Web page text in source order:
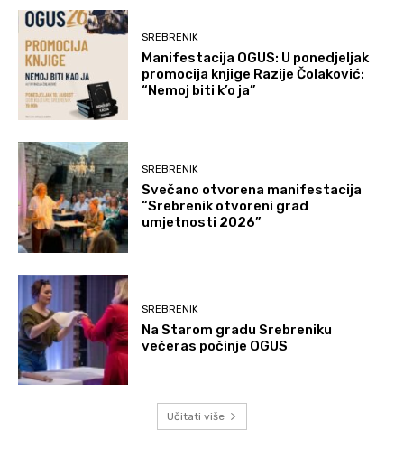
SREBRENIK
Manifestacija OGUS: U ponedjeljak
promocija knjige Razije Čolaković:
“Nemoj biti k’o ja”
SREBRENIK
Svečano otvorena manifestacija
“Srebrenik otvoreni grad
umjetnosti 2026”
SREBRENIK
Na Starom gradu Srebreniku
večeras počinje OGUS
Učitati više